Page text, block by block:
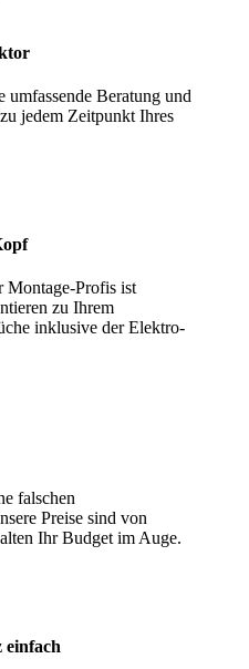
umfassende Beratung und
jedem Zeitpunkt Ihres
Montage-Profis ist
zu Ihrem
inklusive der Elektro-
falschen
Preise sind von
Ihr Budget im Auge.
einfach